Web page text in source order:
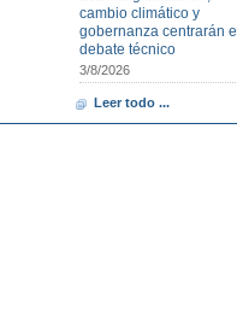
cambio climático y
gobernanza centrarán el
debate técnico
3/8/2026
Leer todo ...